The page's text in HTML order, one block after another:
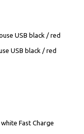
USB black / red